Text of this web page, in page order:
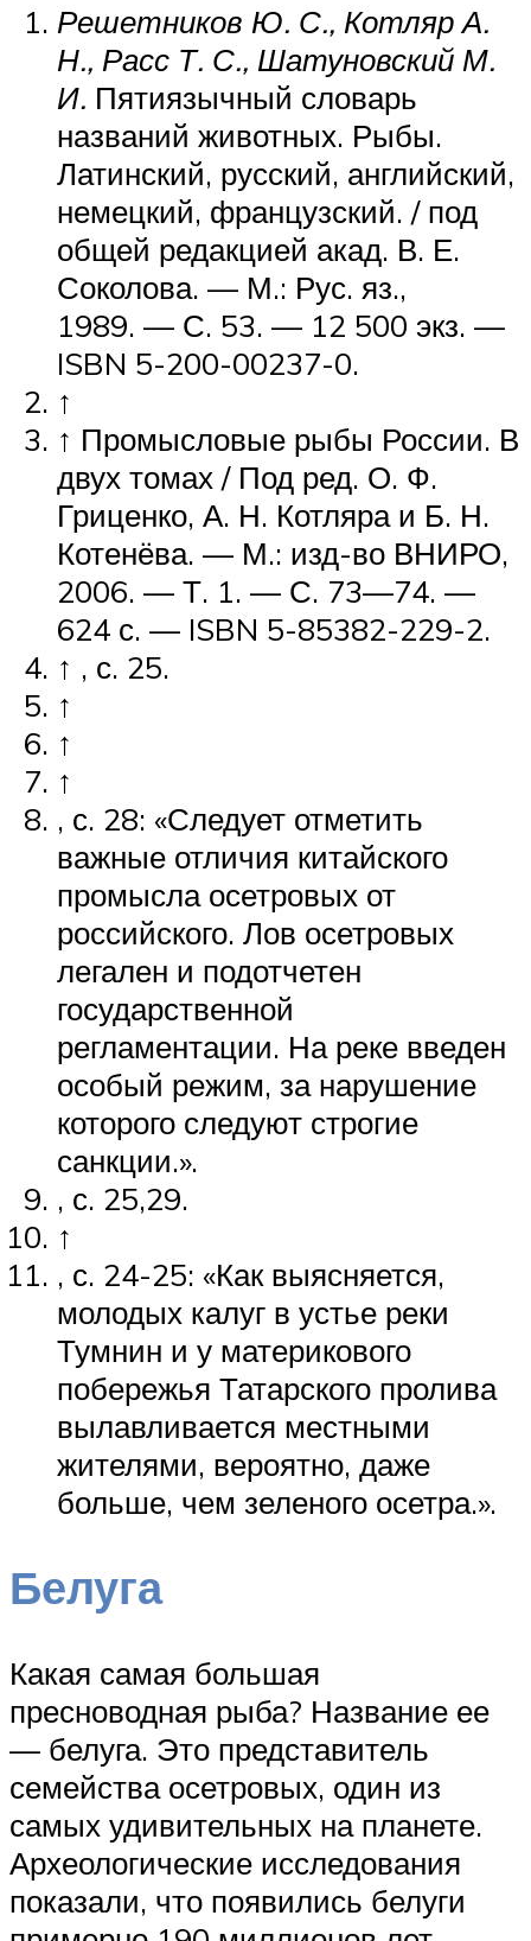
Решетников Ю. С., Котляр А.
Н., Расс Т. С., Шатуновский М.
И. Пятиязычный словарь
названий животных. Рыбы.
Латинский, русский, английский,
немецкий, французский. / под
общей редакцией акад. В. Е.
Соколова. — М.: Рус. яз.,
1989. — С. 53. — 12 500 экз. —
ISBN 5-200-00237-0.
↑
↑ Промысловые рыбы России. В
двух томах / Под ред. О. Ф.
Гриценко, А. Н. Котляра и Б. Н.
Котенёва. — М.: изд-во ВНИРО,
2006. — Т. 1. — С. 73—74. —
624 с. — ISBN 5-85382-229-2.
↑ , с. 25.
↑
↑
↑
, с. 28: «Следует отметить
важные отличия китайского
промысла осетровых от
российского. Лов осетровых
легален и подотчетен
государственной
регламентации. На реке введен
особый режим, за нарушение
которого следуют строгие
санкции.».
, с. 25,29.
↑
, с. 24-25: «Как выясняется,
молодых калуг в устье реки
Тумнин и у материкового
побережья Татарского пролива
вылавливается местными
жителями, вероятно, даже
больше, чем зеленого осетра.».
Белуга
Какая самая большая
пресноводная рыба? Название ее
— белуга. Это представитель
семейства осетровых, один из
самых удивительных на планете.
Археологические исследования
показали, что появились белуги